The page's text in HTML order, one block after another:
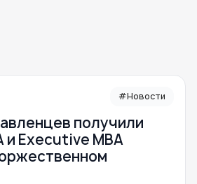
#Новости
получили
и Executive MBA